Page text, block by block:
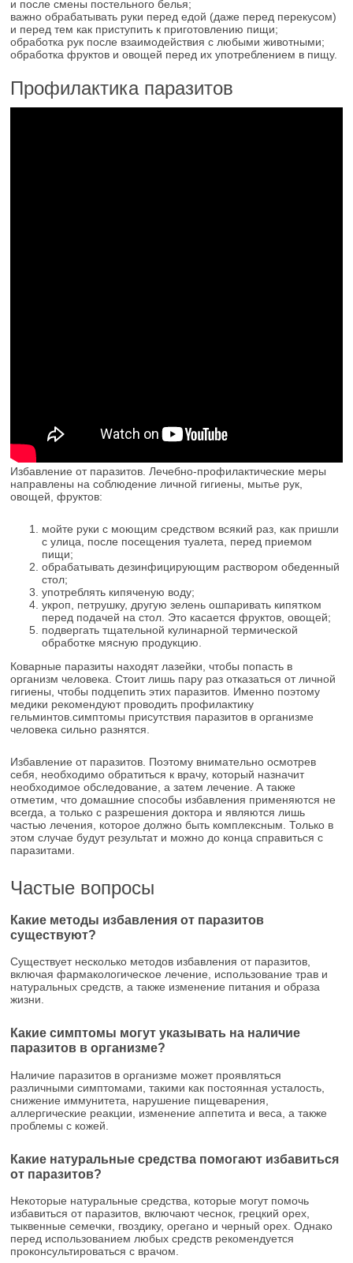
и после смены постельного белья;
важно обрабатывать руки перед едой (даже перед перекусом)
и перед тем как приступить к приготовлению пищи;
обработка рук после взаимодействия с любыми животными;
обработка фруктов и овощей перед их употреблением в пищу.
Профилактика паразитов
Избавление от паразитов. Лечебно-профилактические меры
направлены на соблюдение личной гигиены, мытье рук,
овощей, фруктов:
мойте руки с моющим средством всякий раз, как пришли
с улица, после посещения туалета, перед приемом
пищи;
обрабатывать дезинфицирующим раствором обеденный
стол;
употреблять кипяченую воду;
укроп, петрушку, другую зелень ошпаривать кипятком
перед подачей на стол. Это касается фруктов, овощей;
подвергать тщательной кулинарной термической
обработке мясную продукцию.
Коварные паразиты находят лазейки, чтобы попасть в
организм человека. Стоит лишь пару раз отказаться от личной
гигиены, чтобы подцепить этих паразитов. Именно поэтому
медики рекомендуют проводить профилактику
гельминтов.симптомы присутствия паразитов в организме
человека сильно разнятся.
Избавление от паразитов. Поэтому внимательно осмотрев
себя, необходимо обратиться к врачу, который назначит
необходимое обследование, а затем лечение. А также
отметим, что домашние способы избавления применяются не
всегда, а только с разрешения доктора и являются лишь
частью лечения, которое должно быть комплексным. Только в
этом случае будут результат и можно до конца справиться с
паразитами.
Частые вопросы
Какие методы избавления от паразитов
существуют?
Существует несколько методов избавления от паразитов,
включая фармакологическое лечение, использование трав и
натуральных средств, а также изменение питания и образа
жизни.
Какие симптомы могут указывать на наличие
паразитов в организме?
Наличие паразитов в организме может проявляться
различными симптомами, такими как постоянная усталость,
снижение иммунитета, нарушение пищеварения,
аллергические реакции, изменение аппетита и веса, а также
проблемы с кожей.
Какие натуральные средства помогают избавиться
от паразитов?
Некоторые натуральные средства, которые могут помочь
избавиться от паразитов, включают чеснок, грецкий орех,
тыквенные семечки, гвоздику, орегано и черный орех. Однако
перед использованием любых средств рекомендуется
проконсультироваться с врачом.